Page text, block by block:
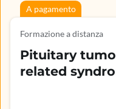
A pagamento
Formazione a distanza
Pituitary
related